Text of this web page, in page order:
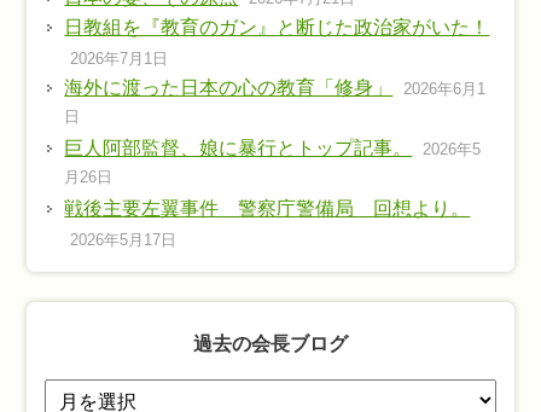
日教組を『教育のガン』と断じた政治家がいた！
2026年7月1日
海外に渡った日本の心の教育「修身」 2026年6月1
日
巨人阿部監督、娘に暴行とトップ記事。
2026年5
月26日
戦後主要左翼事件 警察庁警備局 回想より。
2026年5月17日
過去の会長ブログ